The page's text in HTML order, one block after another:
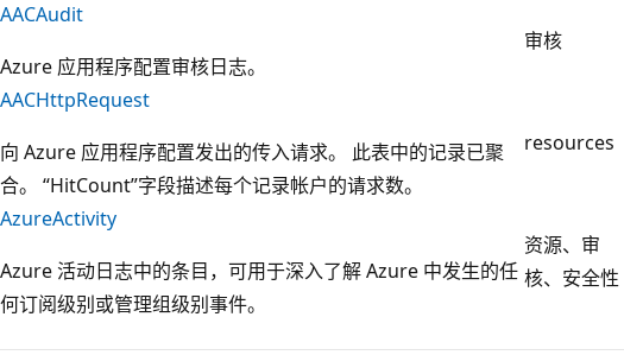
AACAudit
Azure 应用程序配置审核日志。
审核
AACHttpRequest
向 Azure 应用程序配置发出的传入请求。 此表中的记录已聚
合。 “HitCount”字段描述每个记录帐户的请求数。
resources
AzureActivity
Azure 活动日志中的条目，可用于深入了解 Azure 中发生的任
何订阅级别或管理组级别事件。
资源、审
核、安全性